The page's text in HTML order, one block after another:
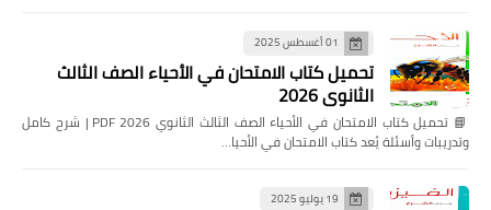
01 أغسطس 2025
تحميل كتاب الامتحان في الأحياء الصف الثالث
الثانوي 2026
📘 تحميل كتاب الامتحان في الأحياء الصف الثالث الثانوي 2026 PDF | شرح كامل
وتدريبات وأسئلة يُعد كتاب الامتحان في الأحيا…
19 يوليو 2025